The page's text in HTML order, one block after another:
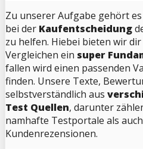
Zu unserer Aufgabe gehört
bei der Kaufentscheidung
zu helfen. Hiebei bieten wir
Vergleichen ein super
fallen wird einen passenden
finden. Unsere Texte,
selbstverständlich aus
Test Quellen, darunter
namhafte Testportale als
Kundenrezensionen.